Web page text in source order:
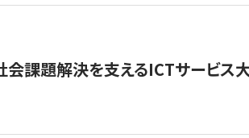
会課題解決を支えるICTサービス